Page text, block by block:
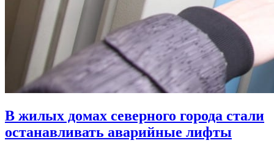
В жилых домах северного города стали
останавливать аварийные лифты